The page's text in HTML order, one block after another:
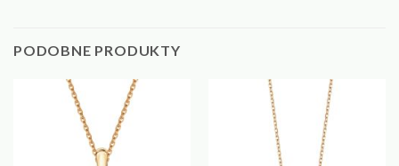
PODOBNE PRODUKTY